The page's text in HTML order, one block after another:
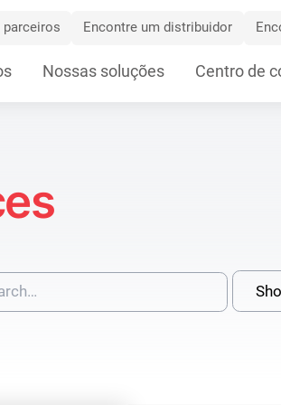
parceiros Encontre um distribuidor
Nossas soluções Centro de